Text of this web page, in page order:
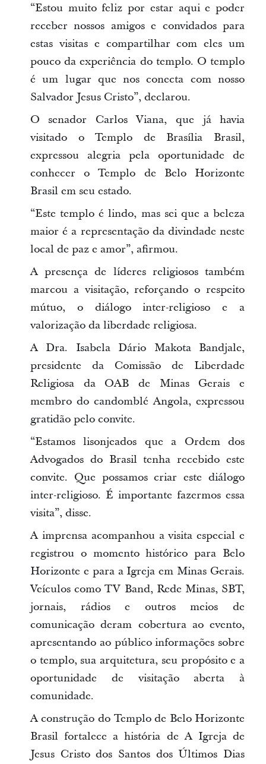
“Estou muito feliz por estar aqui e poder
receber nossos amigos e convidados para
estas visitas e compartilhar com eles um
pouco da experiência do templo. O templo
é um lugar que nos conecta com nosso
Salvador Jesus Cristo”, declarou.
O senador Carlos Viana, que já havia
visitado o Templo de Brasília Brasil,
expressou alegria pela oportunidade de
conhecer o Templo de Belo Horizonte
Brasil em seu estado.
“Este templo é lindo, mas sei que a beleza
maior é a representação da divindade neste
local de paz e amor”, afirmou.
A presença de líderes religiosos também
marcou a visitação, reforçando o respeito
mútuo, o diálogo inter-religioso e a
valorização da liberdade religiosa.
A Dra. Isabela Dário Makota Bandjale,
presidente da Comissão de Liberdade
Religiosa da OAB de Minas Gerais e
membro do candomblé Angola, expressou
gratidão pelo convite.
“Estamos lisonjeados que a Ordem dos
Advogados do Brasil tenha recebido este
convite. Que possamos criar este diálogo
inter-religioso. É importante fazermos essa
visita”, disse.
A imprensa acompanhou a visita especial e
registrou o momento histórico para Belo
Horizonte e para a Igreja em Minas Gerais.
Veículos como TV Band, Rede Minas, SBT,
jornais, rádios e outros meios de
comunicação deram cobertura ao evento,
apresentando ao público informações sobre
o templo, sua arquitetura, seu propósito e a
oportunidade de visitação aberta à
comunidade.
A construção do Templo de Belo Horizonte
Brasil fortalece a história de A Igreja de
Jesus Cristo dos Santos dos Últimos Dias